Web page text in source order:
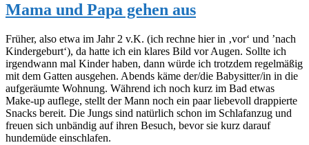
Mama und Papa gehen aus
Früher, also etwa im Jahr 2 v.K. (ich rechne hier in ‚vor‘ und ’nach
Kindergeburt‘), da hatte ich ein klares Bild vor Augen. Sollte ich
irgendwann mal Kinder haben, dann würde ich trotzdem regelmäßig
mit dem Gatten ausgehen. Abends käme der/die Babysitter/in in die
aufgeräumte Wohnung. Während ich noch kurz im Bad etwas
Make-up auflege, stellt der Mann noch ein paar liebevoll drappierte
Snacks bereit. Die Jungs sind natürlich schon im Schlafanzug und
freuen sich unbändig auf ihren Besuch, bevor sie kurz darauf
hundemüde einschlafen.